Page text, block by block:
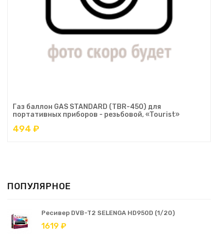
Газ баллон GAS STANDARD (TBR-450) для
портативных приборов - резьбовой, «Tourist»
494 ₽
ПОПУЛЯРНОЕ
Ресивер DVB-T2 SELENGA HD950D (1/20)
1619 ₽